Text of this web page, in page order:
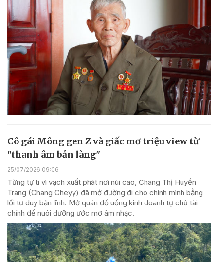
Cô gái Mông gen Z và giấc mơ triệu view từ
"thanh âm bản làng"
25/07/2026 09:06
Từng tự ti vì vạch xuất phát nơi núi cao, Chang Thị Huyền
Trang (Chang Cheyy) đã mở đường đi cho chính mình bằng
lối tư duy bản lĩnh: Mở quán đồ uống kinh doanh tự chủ tài
chính để nuôi dưỡng ước mơ âm nhạc.